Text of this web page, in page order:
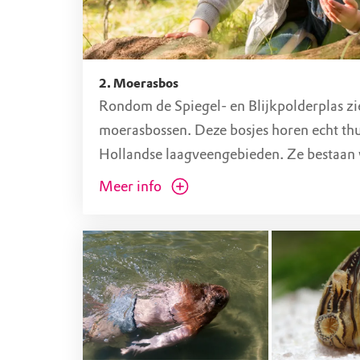
Het Googpad is toegankelijk voor
loslopende honden en mensen in een
kunt wel bestemmingsverkeer tegenkomen.
Strandje Spiegelplas Zuidoost
2. Moerasbos
Rondom de Spiegel- en Blijkpolderplas
moerasbossen. Deze bosjes horen echt
Hollandse laagveengebieden. Ze
wilgen, berken en elzen. Moerasbos
Misschien is het je al opgevallen dat in het
op sommige plekken dood hout ligt. De
van Natuurmonumenten laten dit hout
reden liggen. Dode bomen hebben niet
voedingsstoffen, maar wát ze hebben
Meer info